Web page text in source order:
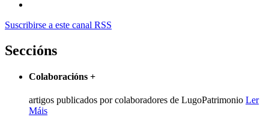
Suscribirse a este canal RSS
Seccións
Colaboracións +
artigos publicados por colaboradores de LugoPatrimonio Ler
Máis